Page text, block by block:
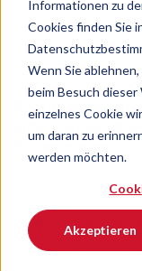
Informationen zu
Cookies finden Sie
Wenn Sie
beim Besuch
einzelnes Cookie
um daran zu
werden möchten.
Akzeptieren
31.01.2025
Rückblick |
Industriebau GmbH
Nachfolger-Erfa
Erkenntnisse und
Die Übernahme